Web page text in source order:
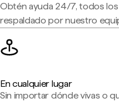
Obtén ayuda 24/7, todos los
respaldado por nuestro
En cualquier lugar
Sin importar dónde vivas o